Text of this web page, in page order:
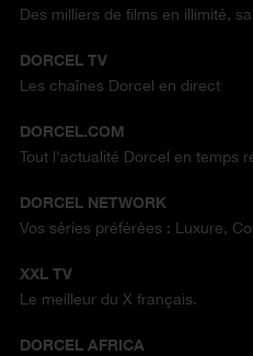
Des milliers de films en illimité,
DORCEL TV
Les chaînes Dorcel en direct
DORCEL.COM
Tout l'actualité Dorcel en temps
DORCEL NETWORK
Vos séries préférées : Luxure,
XXL TV
Le meilleur du X français.
DORCEL AFRICA